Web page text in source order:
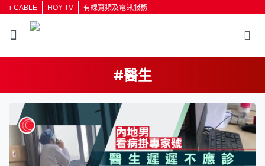
i-CABLE HOY TV 有線寬頻及電訊服務
#醫生
按輸入鍵開始搜尋